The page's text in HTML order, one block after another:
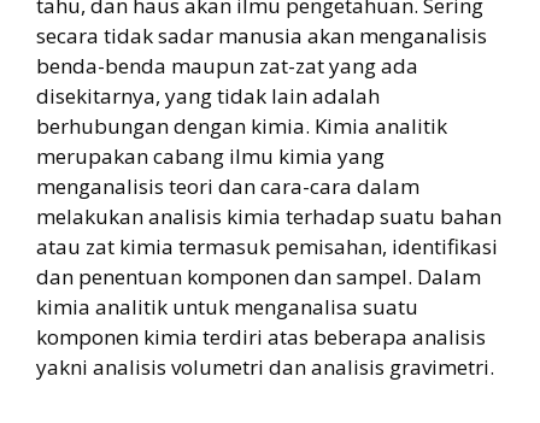
tahu, dan haus akan ilmu pengetahuan. Sering
secara tidak sadar manusia akan menganalisis
benda-benda maupun zat-zat yang ada
disekitarnya, yang tidak lain adalah
berhubungan dengan kimia. Kimia analitik
merupakan cabang ilmu kimia yang
menganalisis teori dan cara-cara dalam
melakukan analisis kimia terhadap suatu bahan
atau zat kimia termasuk pemisahan, identifikasi
dan penentuan komponen dan sampel. Dalam
kimia analitik untuk menganalisa suatu
komponen kimia terdiri atas beberapa analisis
yakni analisis volumetri dan analisis gravimetri.